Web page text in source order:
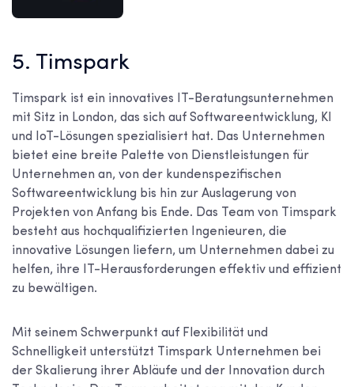
5. Timspark
Timspark ist ein innovatives IT-Beratungsunternehmen
mit Sitz in London, das sich auf Softwareentwicklung, KI
und IoT-Lösungen spezialisiert hat. Das Unternehmen
bietet eine breite Palette von Dienstleistungen für
Unternehmen an, von der kundenspezifischen
Softwareentwicklung bis hin zur Auslagerung von
Projekten von Anfang bis Ende. Das Team von Timspark
besteht aus hochqualifizierten Ingenieuren, die
innovative Lösungen liefern, um Unternehmen dabei zu
helfen, ihre IT-Herausforderungen effektiv und effizient
zu bewältigen.
Mit seinem Schwerpunkt auf Flexibilität und
Schnelligkeit unterstützt Timspark Unternehmen bei
der Skalierung ihrer Abläufe und der Innovation durch